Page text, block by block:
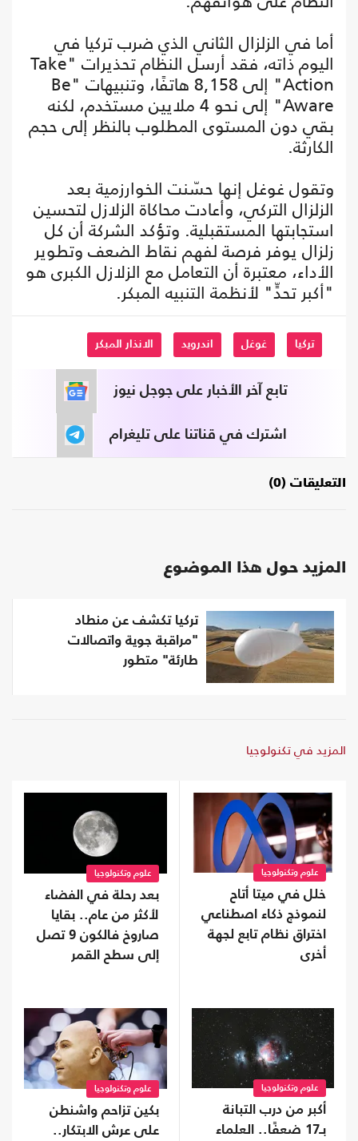
أما في الزلزال الثاني الذي ضرب تركيا في
اليوم ذاته، فقد أرسل النظام تحذيرات "Take
Action" إلى 8,158 هاتفًا، وتنبيهات "Be
Aware" إلى نحو 4 ملايين مستخدم، لكنه
بقي دون المستوى المطلوب بالنظر إلى حجم
الكارثة.
وتقول غوغل إنها حسّنت الخوارزمية بعد
الزلزال التركي، وأعادت محاكاة الزلازل لتحسين
استجابتها المستقبلية. وتؤكد الشركة أن كل
زلزال يوفر فرصة لفهم نقاط الضعف وتطوير
الأداء، معتبرة أن التعامل مع الزلازل الكبرى هو
"أكبر تحدٍّ" لأنظمة التنبيه المبكر.
تركيا غوغل اندرويد الانذار المبكر
تابع آخر الأخبار على جوجل نيوز
اشترك في قناتنا على تليغرام
التعليقات (0)
المزيد حول هذا الموضوع
تركيا تكشف عن منطاد
"مراقبة جوية واتصالات
طارئة" متطور
المزيد في تكنولوجيا
علوم وتكنولوجيا
خلل في ميتا أتاح
لنموذج ذكاء اصطناعي
اختراق نظام تابع لجهة
أخرى
علوم وتكنولوجيا
بعد رحلة في الفضاء
لأكثر من عام.. بقايا
صاروخ فالكون 9 تصل
إلى سطح القمر
علوم وتكنولوجيا
أكبر من درب التبانة
بـ17 ضعفًا.. العلماء
علوم وتكنولوجيا
بكين تزاحم واشنطن
على عرش الابتكار..